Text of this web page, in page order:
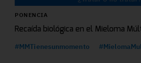
PONENCIA
Recaída biológica en el Mieloma
#MMTienesunmomento